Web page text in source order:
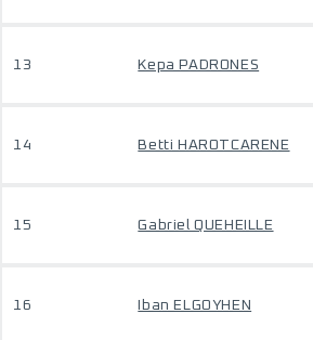
13 Kepa PADRONES
14 Betti HAROTCARENE
15 Gabriel QUEHEILLE
16 Iban ELGOYHEN